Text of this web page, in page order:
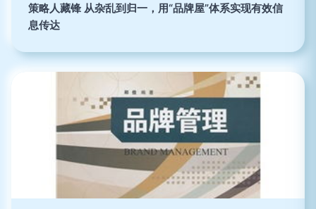
策略人藏锋 从杂乱到归一，用“品牌屋”体系实现有效信
息传达